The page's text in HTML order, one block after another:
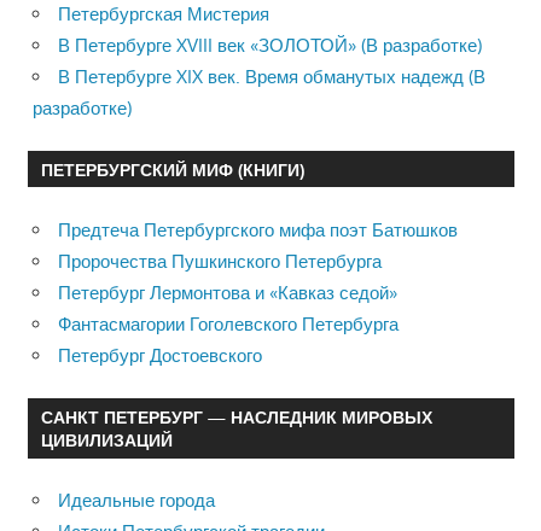
Петербургская Мистерия
В Петербурге XVIII век «ЗОЛОТОЙ» (В разработке)
В Петербурге XIX век. Время обманутых надежд (В
разработке)
ПЕТЕРБУРГСКИЙ МИФ (КНИГИ)
Предтеча Петербургского мифа поэт Батюшков
Пророчества Пушкинского Петербурга
Петербург Лермонтова и «Кавказ седой»
Фантасмагории Гоголевского Петербурга
Петербург Достоевского
САНКТ ПЕТЕРБУРГ — НАСЛЕДНИК МИРОВЫХ
ЦИВИЛИЗАЦИЙ
Идеальные города